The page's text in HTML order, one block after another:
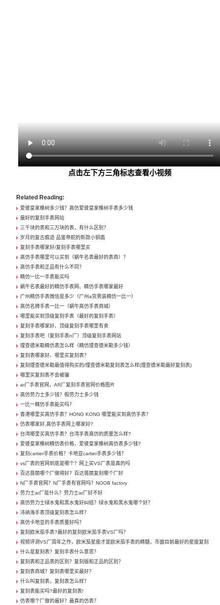
点击左下方三角标志查看小视频
Related Reading:
爱彼皇家橡树多少钱？高仿爱彼皇家橡树手表多少钱
最好的复刻手表网站
三千块的表和三万块的表，有什么区别？
岁月的复古痕迹 品鉴帝舵的新款小铜盾
复刻手表哪家好/复刻手表哪里买
高仿手表哪里可以买到（蜗牛名表最好的表商）？
高仿手表和正品有什么不同？
精仿一比一手表能买吗
蜗牛名表最好的精仿手表网、精仿手表哪家最好
广州精仿手表微信是多少（广州a货男装精仿一比一）
高仿名牌手表一比一（蜗牛高仿手表商城）
哪里能买到顶级复刻手表（最好的复刻手表）
复刻手表哪家好、顶级复刻手表哪里有卖
复刻手表吧（复刻手表n厂）顶级复刻手表网站
理查德米勒精仿表怎么样（精仿理查德米勒多少钱）
复刻表哪家好、哪里买复刻表？
复刻理查德米勒最值得购买的/理查德米勒复刻表怎么样(理查德米勒最好复刻表)
哪里买复刻表不会被骗
ar厂手表官网，AR厂复刻手表官网价格图片
高仿劳力士多少钱？假劳力士多少钱
一比一精仿手表能买吗？
香港哪里买高仿手表？HONG KONG 哪里能买到高仿手表？
仿表哪家好,高仿手表网上哪家好?
台湾哪里买高仿手表？台湾手表高仿的质量怎么样?
爱彼皇家橡树精仿表价格，爱彼皇家橡树高仿表多少钱?
复刻cartier手表价格？卡地亚cartier手表多少钱？
vs厂表的官网到底是哪个？网上买VS厂表是真的吗
百达翡丽哪个厂做得好？百达翡丽复刻哪个厂好
N厂手表官网？N厂手表有官网吗？NOOB factory
劳力士ar厂是什么？劳力士ar厂好不好
高仿劳力士绿水鬼和黑水鬼好纠结？绿水鬼和黑水鬼哪个好？
沛纳海手表顶级复刻表怎么样？
高仿卡地亚的手表质量好吗？
复刻欧米茄手表?最好的复刻欧米茄手表VS厂吗？
视频评测VS厂周年之作，欧米茄星座才是欧米茄手表的精髓，市面目前最好的星座复刻
什么是复刻表？复刻手表什么意思？
复刻表和正品表的区别？复刻版和正品的区别？
复刻表商城？复刻表哪里买最好？
什么叫复刻表，复刻表怎么样？
复刻表能买吗?最好的复刻表!
仿表哪个厂做的最好？最真的仿表？